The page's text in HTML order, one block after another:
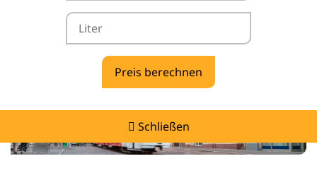
Schließen
Heizölpreise Gundelfingen -
vergleichen & günstig tanken